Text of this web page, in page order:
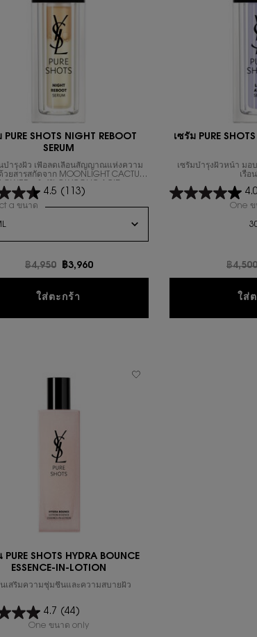
PURE SHOTS NIGHT REBOOT
SERUM
บำรุงผิว เพื่อลดเลือนสัญญาณแห่งความ
วยสารสกัดจาก MOONLIGHT CACTUS
4.5 (113)
a ขนาด for เซรั่ม PURE SHOTS NIGHT REBOOT SERUM
ราคาเก่า
฿4,950 ราคาใหม่
฿3,960
ใส่ตะกร้า เซรั่ม PURE SHOTS NIGHT
เซรั่ม PURE SHOTS
เซรั่มบำรุงผิวหน้า มอ
เรือ
4.0
One ข
ราคาเก่า
฿4,500
ใส่
PURE SHOTS HYDRA BOUNCE
ESSENCE-IN-LOTION
นเสริมความชุ่มชื้นและความสบายผิว
4.7 (44)
One ขนาด onlyfor โลชั่น PURE SHOTS HYDRA BOUNCE